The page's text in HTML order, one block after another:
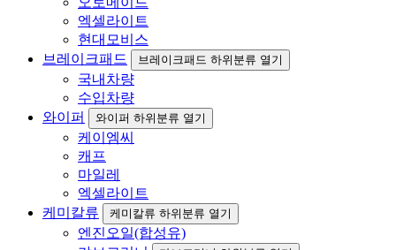
엑셀라이트
현대모비스
브레이크패드
브레이크패드 하위분류 열기
국내차량
수입차량
와이퍼
와이퍼 하위분류 열기
케이엠씨
캐프
마일레
엑셀라이트
케미칼류
케미칼류 하위분류 열기
엔진오일(합성유)